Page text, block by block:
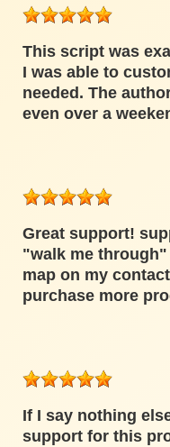
This script was
I was able to
needed. The
even over a
Great support!
"walk me
map on my
purchase more
If I say nothing
support for this